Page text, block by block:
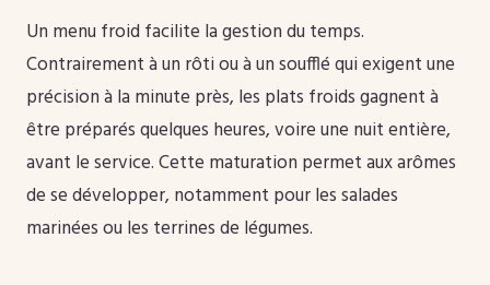
Un menu froid facilite la gestion du temps.
Contrairement à un rôti ou à un soufflé qui exigent une
précision à la minute près, les plats froids gagnent à
être préparés quelques heures, voire une nuit entière,
avant le service. Cette maturation permet aux arômes
de se développer, notamment pour les salades
marinées ou les terrines de légumes.